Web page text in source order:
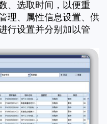
、选取时间，以便重
理、属性信息设置、供
行设置并分别加以管